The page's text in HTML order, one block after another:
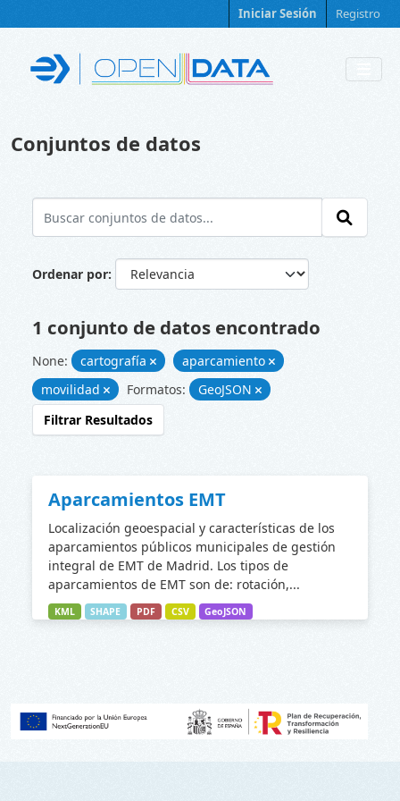
Iniciar Sesión Registro
Conjuntos de datos
Ordenar por
1 conjunto de datos encontrado
None: cartografía
aparcamiento
movilidad
Formatos:
GeoJSON
Filtrar Resultados
Aparcamientos EMT
Localización geoespacial y características de los
aparcamientos públicos municipales de gestión
integral de EMT de Madrid. Los tipos de
aparcamientos de EMT son de: rotación,...
KML SHAPE PDF CSV GeoJSON